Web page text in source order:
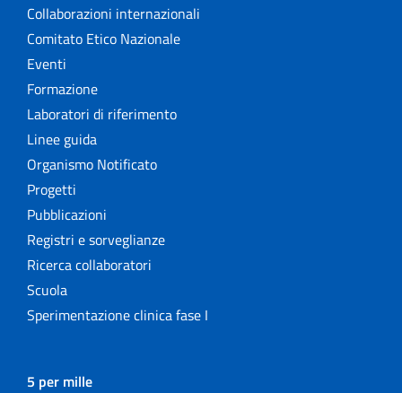
Collaborazioni internazionali
Comitato Etico Nazionale
Eventi
Formazione
Laboratori di riferimento
Linee guida
Organismo Notificato
Progetti
Pubblicazioni
Registri e sorveglianze
Ricerca collaboratori
Scuola
Sperimentazione clinica fase I
5 per mille